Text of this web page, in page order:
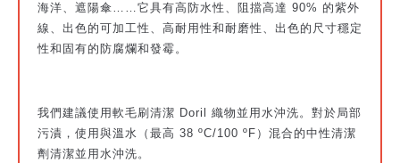
海洋、遮陽傘……它具有高防水性、阻擋高達 90% 的紫外
線、出色的可加工性、高耐用性和耐磨性、出色的尺寸穩定
性和固有的防腐爛和發霉。
我們建議使用軟毛刷清潔 Doril 織物並用水沖洗。對於局部
污漬，使用與溫水（最高 38 ºC/100 ºF）混合的中性清潔
劑清潔並用水沖洗。